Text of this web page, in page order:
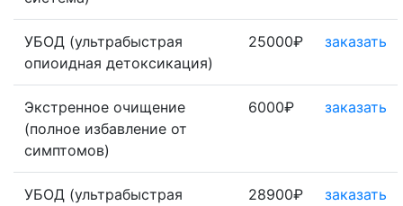
УБОД (ультрабыстрая
опиоидная детоксикация)
25000₽ заказать
Экстренное очищение
(полное избавление от
симптомов)
6000₽ заказать
УБОД (ультрабыстрая
28900₽ заказать